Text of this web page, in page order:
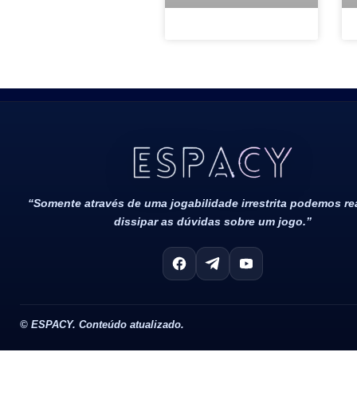
“Somente através de uma jogabilidade irrestrita podemos
dissipar as dúvidas sobre um jogo.”
© ESPACY. Conteúdo atualizado.